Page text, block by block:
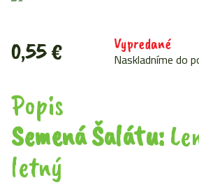
0,55€ Vypredané
Naskladníme do
Popis
Semená Šalátu:
letný